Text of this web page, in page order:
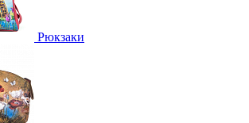
Рюкзаки